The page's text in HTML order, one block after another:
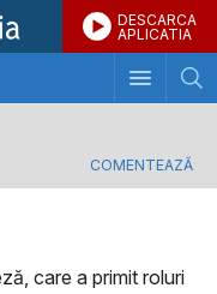
DESCARCA
APLICATIA
COMENTEAZĂ
care a primit roluri